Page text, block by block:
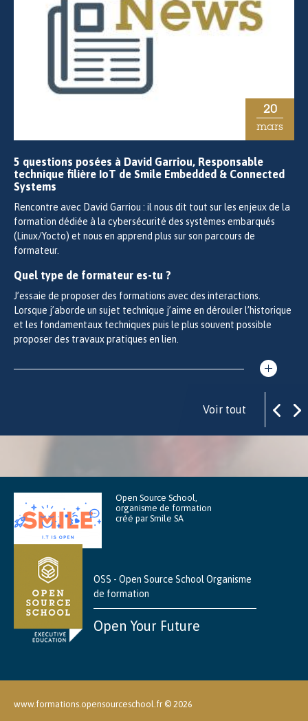
20
mars
5 questions posées à David Garriou, Responsable
technique filière IoT de Smile Embedded & Connected
Systems
Rencontre avec David Garriou : il nous dit tout sur les enjeux de la
formation dédiée à la cybersécurité des systèmes embarqués
(Linux/Yocto) et nous en apprend plus sur son parcours de
formateur.
Quel type de formateur es-tu ?
J’essaie de proposer des formations avec des interactions.
Lorsque j’aborde un sujet technique j’aime en dérouler l’historique
et les fondamentaux techniques puis le plus souvent possible
proposer des travaux pratiques en lien.
Voir tout
Open Source School,
organisme de formation
créé par Smile SA
OSS - Open Source School Organisme
de formation
Open Your Future
www.formations.opensourceschool.fr © 2026